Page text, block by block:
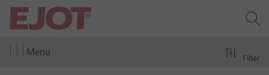
Menu
Filter